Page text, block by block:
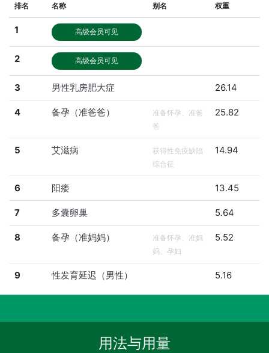
排名 名称 别名 权重
1 高级会员可见
2 高级会员可见
3 男性乳房肥大症 26.14
4 备孕（准爸爸）
准备怀孕、准爸
爸
25.82
5 艾滋病
获得性免疫缺陷
综合征
14.94
6 阳痿 13.45
7 多囊卵巢 5.64
8 备孕（准妈妈）
准备怀孕、准妈
妈、孕妇
5.52
9 性发育延迟（男性） 5.16
用法与用量